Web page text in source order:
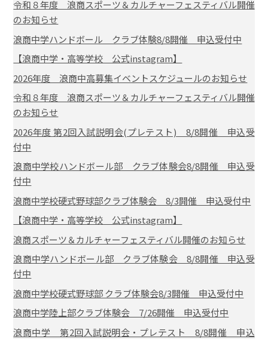
令和８年度 浪商スポーツ＆カルチャーフェスティバル開催
のお知らせ
浪商中学ハンドボール クラブ体験8/8開催 申込受付中
【浪商中学・高等学校 公式instagram】
2026年度 浪商中高募集イベントスケジュールのお知らせ
令和８年度 浪商スポーツ＆カルチャーフェスティバル開催
のお知らせ
2026年度 第2回入試説明会(プレテスト) 8/8開催 申込受
付中
浪商中学校ハンドボール部 クラブ体験会8/8開催 申込受
付中
浪商中学校硬式野球部クラブ体験会 8/3開催 申込受付中
【浪商中学・高等学校 公式instagram】
浪商スポーツ＆カルチャーフェスティバル開催のお知らせ
浪商中学ハンドボール部 クラブ体験会 8/8開催 申込受
付中
浪商中学校硬式野球部 クラブ体験会8/3開催 申込受付中
浪商中学陸上部クラブ体験会 7/26開催 申込受付中
浪商中学 第2回入試説明会・プレテスト 8/8開催 申込